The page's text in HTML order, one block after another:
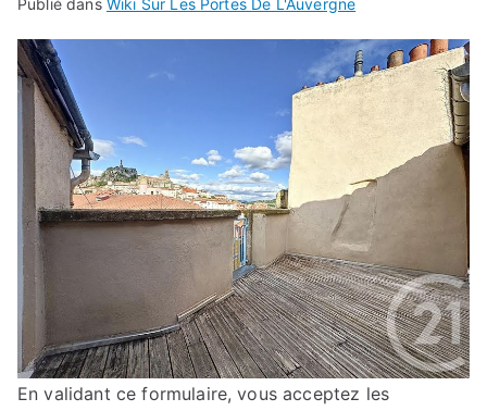
En validant ce formulaire, vous acceptez les